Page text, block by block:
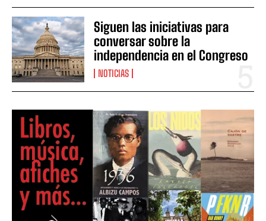
Siguen las iniciativas para
conversar sobre la
independencia en el Congreso
NOTICIAS